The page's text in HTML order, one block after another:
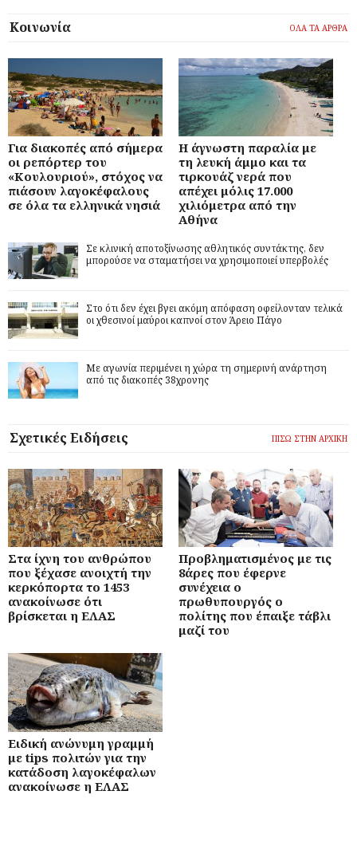
Κοινωνία ΟΛΑ ΤΑ ΑΡΘΡΑ
Για διακοπές από σήμερα
οι ρεπόρτερ του
«Κουλουριού», στόχος να
πιάσουν λαγοκέφαλους
σε όλα τα ελληνικά νησιά
Η άγνωστη παραλία με
τη λευκή άμμο και τα
τιρκουάζ νερά που
απέχει μόλις 17.000
χιλιόμετρα από την
Αθήνα
Σε κλινική αποτοξίνωσης αθλητικός συντάκτης, δεν
μπορούσε να σταματήσει να χρησιμοποιεί υπερβολές
Στο ότι δεν έχει βγει ακόμη απόφαση οφείλονταν τελικά
οι χθεσινοί μαύροι καπνοί στον Άρειο Πάγο
Με αγωνία περιμένει η χώρα τη σημερινή ανάρτηση
από τις διακοπές 38χρονης
Σχετικές Ειδήσεις ΠΙΣΩ ΣΤΗΝ ΑΡΧΙΚΗ
Στα ίχνη του ανθρώπου
που ξέχασε ανοιχτή την
κερκόπορτα το 1453
ανακοίνωσε ότι
βρίσκεται η ΕΛΑΣ
Προβληματισμένος με τις
8άρες που έφερνε
συνέχεια ο
πρωθυπουργός ο
πολίτης που έπαιξε τάβλι
μαζί του
Ειδική ανώνυμη γραμμή
με tips πολιτών για την
κατάδοση λαγοκέφαλων
ανακοίνωσε η ΕΛΑΣ